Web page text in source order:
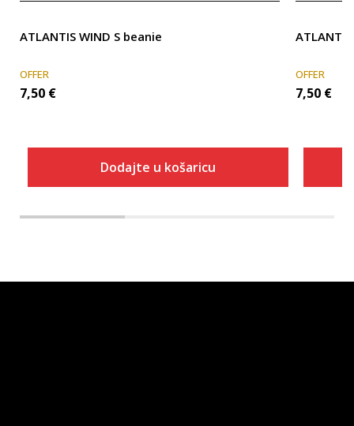
ATLANTIS WIND S beanie
OFFER
7,50 €
Dodajte u košaricu
OFFER
7,50 €